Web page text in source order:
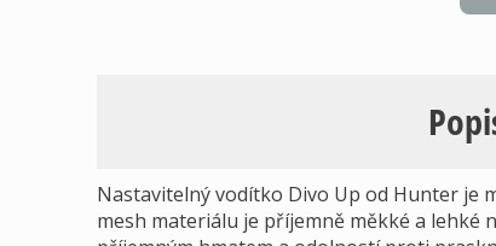
Nastavitelný vodítko Divo Up od Hunter je
mesh materiálu je příjemně měkké a lehké